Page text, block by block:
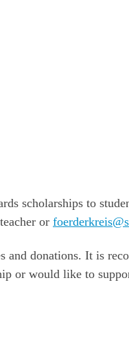
scholarships to
or
and donations. It is
or would like to